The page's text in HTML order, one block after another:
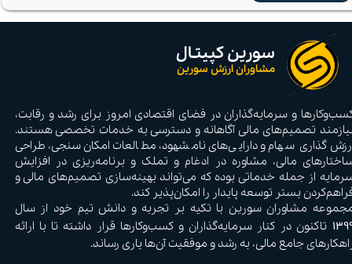
مشاوران ارزش سورین
سورین کپیتـال
و سرمایه‌گذاران در فضای اقتصادی امروز برای رشد و رقابت،
تصمیم‌های مالی آگاهانه و دسترسی به خدمات تخصصی هستند.
سهام و دارایی‌های نامشهود، مطالعات امکان‌سنجی، طراحی
مالی، مشاوره در ادغام و تملک و برنامه‌ریزی در افزایش
از جمله خدماتی بوده که می‌تواند بهینه‌سازی تصمیم‌های مالی و
بستر توسعه پایدار را امکان‌پذیر کند.
مشاوران سورین با تکیه بر تجربه و دانش تیم خود از سال
تاکنون در کنار سرمایه‌گذاران و کسب‌وکارها قرار داشته تا با ارائه
جامع مالی، به رشد و موفقیت آن‌ها یاری رساند.​​​​​​​